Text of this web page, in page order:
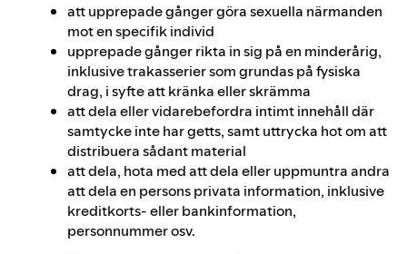
att upprepade gånger göra sexuella närmanden
mot en specifik individ
upprepade gånger rikta in sig på en minderårig,
inklusive trakasserier som grundas på fysiska
drag, i syfte att kränka eller skrämma
att dela eller vidarebefordra intimt innehåll där
samtycke inte har getts, samt uttrycka hot om att
distribuera sådant material
att dela, hota med att dela eller uppmuntra andra
att dela en persons privata information, inklusive
kreditkorts‑ eller bankinformation,
personnummer osv.